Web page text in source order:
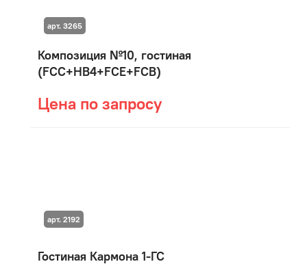
Композиция №10, гостиная
(FCC+HB4+FCE+FCB)
Цена по запросу
арт. 3265
Гостиная Кармона 1-ГС
арт. 2192